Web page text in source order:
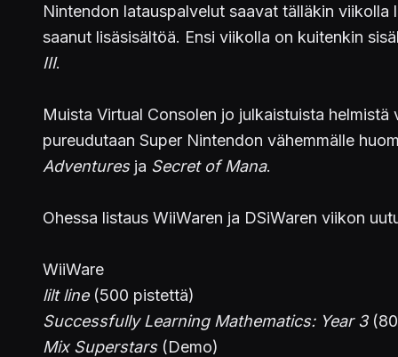
Nintendon latauspalvelut saavat tälläkin
saanut lisäsisältöä. Ensi viikolla on kuitenkin
III.
Muista Virtual Consolen jo julkaistuista helmistä
pureudutaan Super Nintendon vähemmälle
Adventuresja Secret of Mana.
Ohessa listaus WiiWaren ja DSiWaren viikon
WiiWare
lilt line(500 pistettä)
Successfully Learning Mathematics: Year 3
Mix Superstars(Demo)